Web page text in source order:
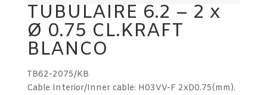
TUBULAIRE 6.2 – 2 x
Ø 0.75 CL.KRAFT
BLANCO
TB62-2075/KB
Cable Interior/Inner cable: H03VV-F 2xD0.75(mm).